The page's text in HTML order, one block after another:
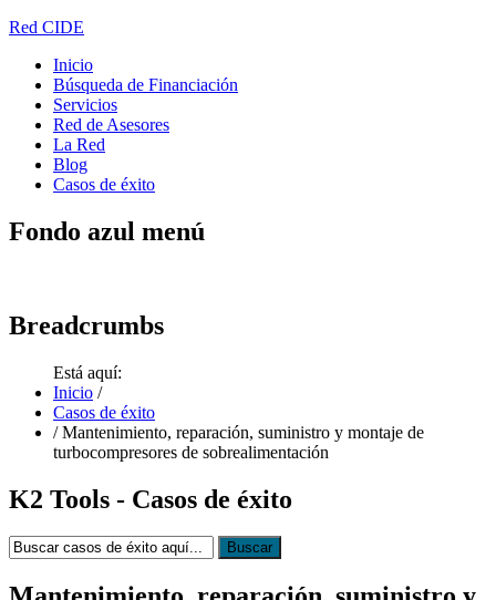
Red CIDE
Inicio
Búsqueda de Financiación
Servicios
Red de Asesores
La Red
Blog
Casos de éxito
Fondo azul menú
Breadcrumbs
Está aquí:
Inicio /
Casos de éxito
/ Mantenimiento, reparación, suministro y montaje de
turbocompresores de sobrealimentación
K2 Tools - Casos de éxito